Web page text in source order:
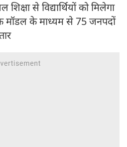
से विद्यार्थियों को मिलेगा
मॉडल के माध्यम से 75 जनपदों